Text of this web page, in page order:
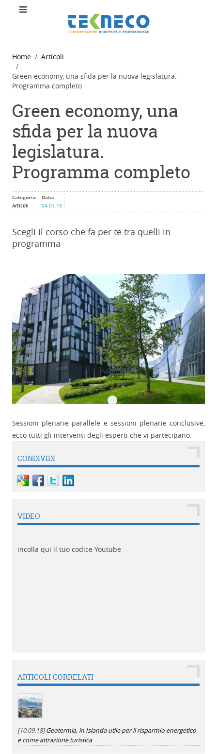
Home Articoli
Green economy, una sfida per la nuova legislatura.
Programma completo
Green economy, una
sfida per la nuova
legislatura.
Programma completo
Categoria:
Articoli
Data:
04.01.18
Scegli il corso che fa per te tra quelli in
programma
Sessioni plenarie parallele e sessioni plenarie conclusive,
ecco tutti gli interventi degli esperti che vi partecipano.
CONDIVIDI
VIDEO
incolla qui il tuo codice Youtube
ARTICOLI CORRELATI
[10.09.18]Geotermia, in Islanda utile per il risparmio energetico
e come attrazione turistica